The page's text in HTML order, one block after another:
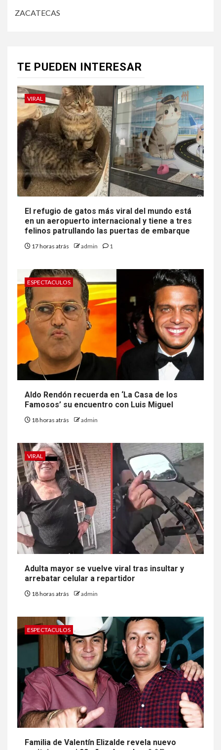
ZACATECAS
TE PUEDEN INTERESAR
VIRAL
El refugio de gatos más viral del mundo está
en un aeropuerto internacional y tiene a tres
felinos patrullando las puertas de embarque
17 horas atrás admin 1
ESPECTACULOS
Aldo Rendón recuerda en ‘La Casa de los
Famosos’ su encuentro con Luis Miguel
18 horas atrás admin
VIRAL
Adulta mayor se vuelve viral tras insultar y
arrebatar celular a repartidor
18 horas atrás admin
ESPECTACULOS
Familia de Valentín Elizalde revela nuevo